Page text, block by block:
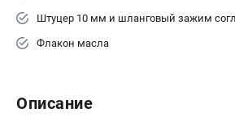
Запчасти для изделий
Штуцер 10 мм и шланговый зажим
Флакон масла
Описание